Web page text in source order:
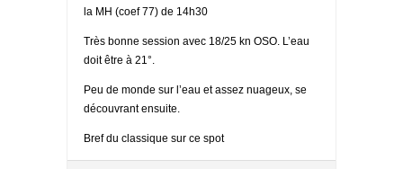
la MH (coef 77) de 14h30
Très bonne session avec 18/25 kn OSO. L’eau
doit être à 21°.
Peu de monde sur l’eau et assez nuageux, se
découvrant ensuite.
Bref du classique sur ce spot